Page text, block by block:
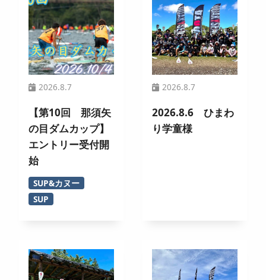
2026.8.7
【第10回 那須矢
の目ダムカップ】
エントリー受付開
始
SUP&カヌー
SUP
2026.8.7
2026.8.6 ひまわ
り学童様